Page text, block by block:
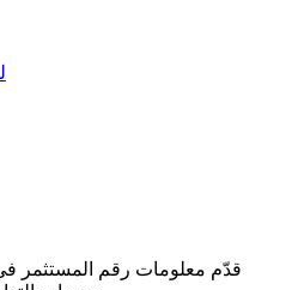
قدّم معلومات رقم المستثمر